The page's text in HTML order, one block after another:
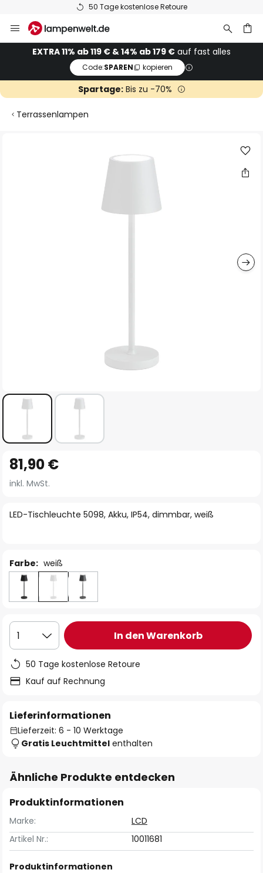
50 Tage kostenlose Retoure
Inhalt
springenEXTRA 11% ab 119 € & 14% ab 179 € auf fast alles
Code:SPAREN kopieren
Spartage:Bis zu -70%
Terrassenlampen
Anfang
der
springen
LED-Tischleuchte 5098, Akku, IP54, dimmbar, weiß
81,90 €
inkl. MwSt.
Farbe: weiß
1 In den Warenkorb
50 Tage kostenlose Retoure
Kauf auf Rechnung
Lieferinformationen
Lieferzeit: 6 - 10 Werktage
Gratis Leuchtmittel enthalten
Ähnliche Produkte entdecken
Produktinformationen
Marke:
LCD
Artikel Nr.:
10011681
Produktinformationen